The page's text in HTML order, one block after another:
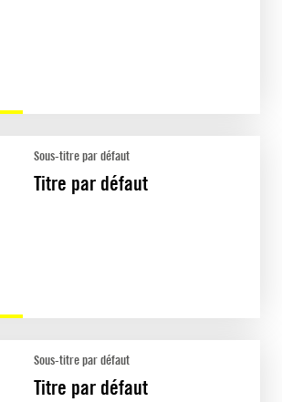
Sous-titre par défaut
Titre par défaut
Sous-titre par défaut
Titre par défaut